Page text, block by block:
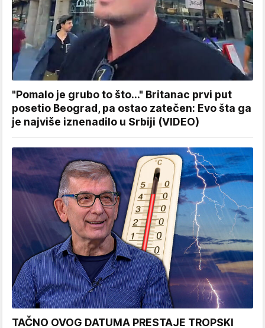
"Pomalo je grubo to što..." Britanac prvi put
posetio Beograd, pa ostao zatečen: Evo šta ga
je najviše iznenadilo u Srbiji (VIDEO)
TAČNO OVOG DATUMA PRESTAJE TROPSKI